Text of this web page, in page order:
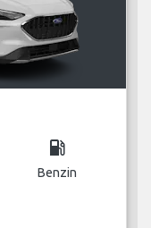
local_gas_station
Benzin